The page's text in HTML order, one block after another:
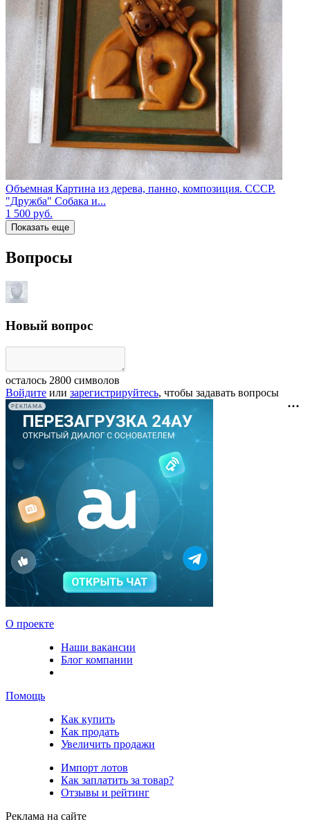
Объемная Картина из дерева, панно, композиция. СССР.
"Дружба" Собака и...
1 500 руб.
Показать еще
Вопросы
Новый вопрос
осталось 2800 символов
Войдите или зарегистрируйтесь, чтобы задавать вопросы
РЕКЛАМА
О проекте
Наши вакансии
Блог компании
Помощь
Как купить
Как продать
Увеличить продажи
Импорт лотов
Как заплатить за товар?
Отзывы и рейтинг
Реклама на сайте